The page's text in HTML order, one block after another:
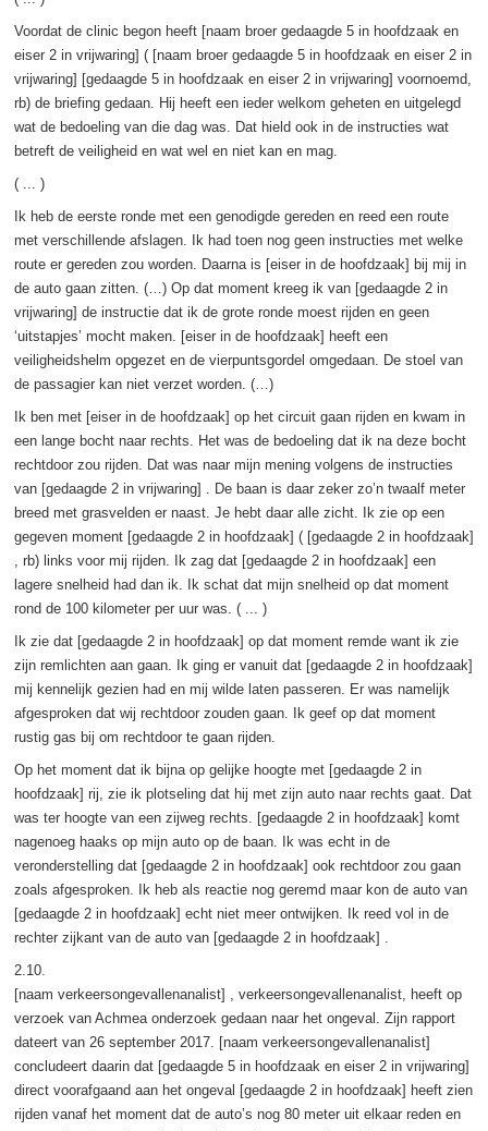
Voordat de clinic begon heeft [naam broer gedaagde 5 in hoofdzaak en
eiser 2 in vrijwaring] ( [naam broer gedaagde 5 in hoofdzaak en eiser 2 in
vrijwaring] [gedaagde 5 in hoofdzaak en eiser 2 in vrijwaring] voornoemd,
rb) de briefing gedaan. Hij heeft een ieder welkom geheten en uitgelegd
wat de bedoeling van die dag was. Dat hield ook in de instructies wat
betreft de veiligheid en wat wel en niet kan en mag.
( ... )
Ik heb de eerste ronde met een genodigde gereden en reed een route
met verschillende afslagen. Ik had toen nog geen instructies met welke
route er gereden zou worden. Daarna is [eiser in de hoofdzaak] bij mij in
de auto gaan zitten. (…) Op dat moment kreeg ik van [gedaagde 2 in
vrijwaring] de instructie dat ik de grote ronde moest rijden en geen
‘uitstapjes’ mocht maken. [eiser in de hoofdzaak] heeft een
veiligheidshelm opgezet en de vierpuntsgordel omgedaan. De stoel van
de passagier kan niet verzet worden. (…)
Ik ben met [eiser in de hoofdzaak] op het circuit gaan rijden en kwam in
een lange bocht naar rechts. Het was de bedoeling dat ik na deze bocht
rechtdoor zou rijden. Dat was naar mijn mening volgens de instructies
van [gedaagde 2 in vrijwaring] . De baan is daar zeker zo’n twaalf meter
breed met grasvelden er naast. Je hebt daar alle zicht. Ik zie op een
gegeven moment [gedaagde 2 in hoofdzaak] ( [gedaagde 2 in hoofdzaak]
, rb) links voor mij rijden. Ik zag dat [gedaagde 2 in hoofdzaak] een
lagere snelheid had dan ik. Ik schat dat mijn snelheid op dat moment
rond de 100 kilometer per uur was. ( ... )
Ik zie dat [gedaagde 2 in hoofdzaak] op dat moment remde want ik zie
zijn remlichten aan gaan. Ik ging er vanuit dat [gedaagde 2 in hoofdzaak]
mij kennelijk gezien had en mij wilde laten passeren. Er was namelijk
afgesproken dat wij rechtdoor zouden gaan. Ik geef op dat moment
rustig gas bij om rechtdoor te gaan rijden.
Op het moment dat ik bijna op gelijke hoogte met [gedaagde 2 in
hoofdzaak] rij, zie ik plotseling dat hij met zijn auto naar rechts gaat. Dat
was ter hoogte van een zijweg rechts. [gedaagde 2 in hoofdzaak] komt
nagenoeg haaks op mijn auto op de baan. Ik was echt in de
veronderstelling dat [gedaagde 2 in hoofdzaak] ook rechtdoor zou gaan
zoals afgesproken. Ik heb als reactie nog geremd maar kon de auto van
[gedaagde 2 in hoofdzaak] echt niet meer ontwijken. Ik reed vol in de
rechter zijkant van de auto van [gedaagde 2 in hoofdzaak] .
2.10.
[naam verkeersongevallenanalist] , verkeersongevallenanalist, heeft op
verzoek van Achmea onderzoek gedaan naar het ongeval. Zijn rapport
dateert van 26 september 2017. [naam verkeersongevallenanalist]
concludeert daarin dat [gedaagde 5 in hoofdzaak en eiser 2 in vrijwaring]
direct voorafgaand aan het ongeval [gedaagde 2 in hoofdzaak] heeft zien
rijden vanaf het moment dat de auto’s nog 80 meter uit elkaar reden en